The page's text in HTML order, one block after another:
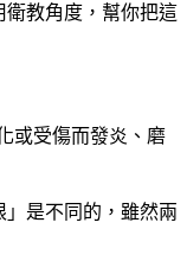
衛教角度，幫你把這
或受傷而發炎、磨
是不同的，雖然兩